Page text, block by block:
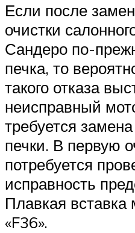
Если после
очистки
Сандеро по-
печка, то
такого отказа
неисправный
требуется
печки. В первую
потребуется
исправность
Плавкая вставка
«F36».